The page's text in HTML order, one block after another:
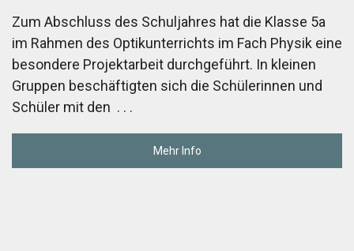
Zum Abschluss des Schuljahres hat die Klasse 5a
im Rahmen des Optikunterrichts im Fach Physik eine
besondere Projektarbeit durchgeführt. In kleinen
Gruppen beschäftigten sich die Schülerinnen und
Schüler mit den . . .
Mehr Info